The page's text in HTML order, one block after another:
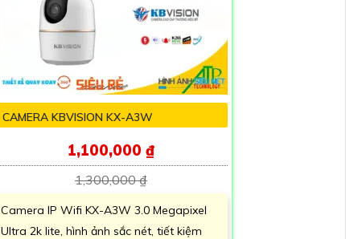
CAMERA KBVISION KX-A3W
1,100,000 ₫
1,300,000 ₫
Camera IP Wifi KX-A3W 3.0 Megapixel
Ultra 2k lite, hình ảnh sắc nét, tiết kiệm